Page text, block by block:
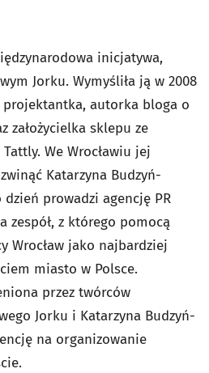
inicjatywa,
Jorku. Wymyśliła ją w 2008
projektantka, autorka bloga o
założycielka sklepu ze
We Wrocławiu jej
Katarzyna Budzyń-
dzień prowadzi agencję PR
zespół, z którego pomocą
Wrocław jako najbardziej
miasto w Polsce.
przez twórców
Jorku i Katarzyna Budzyń-
na organizowanie